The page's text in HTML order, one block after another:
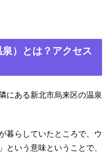
）とは？アクセス
にある新北市烏来区の温泉
暮らしていたところで、ウ
という意味ということで、